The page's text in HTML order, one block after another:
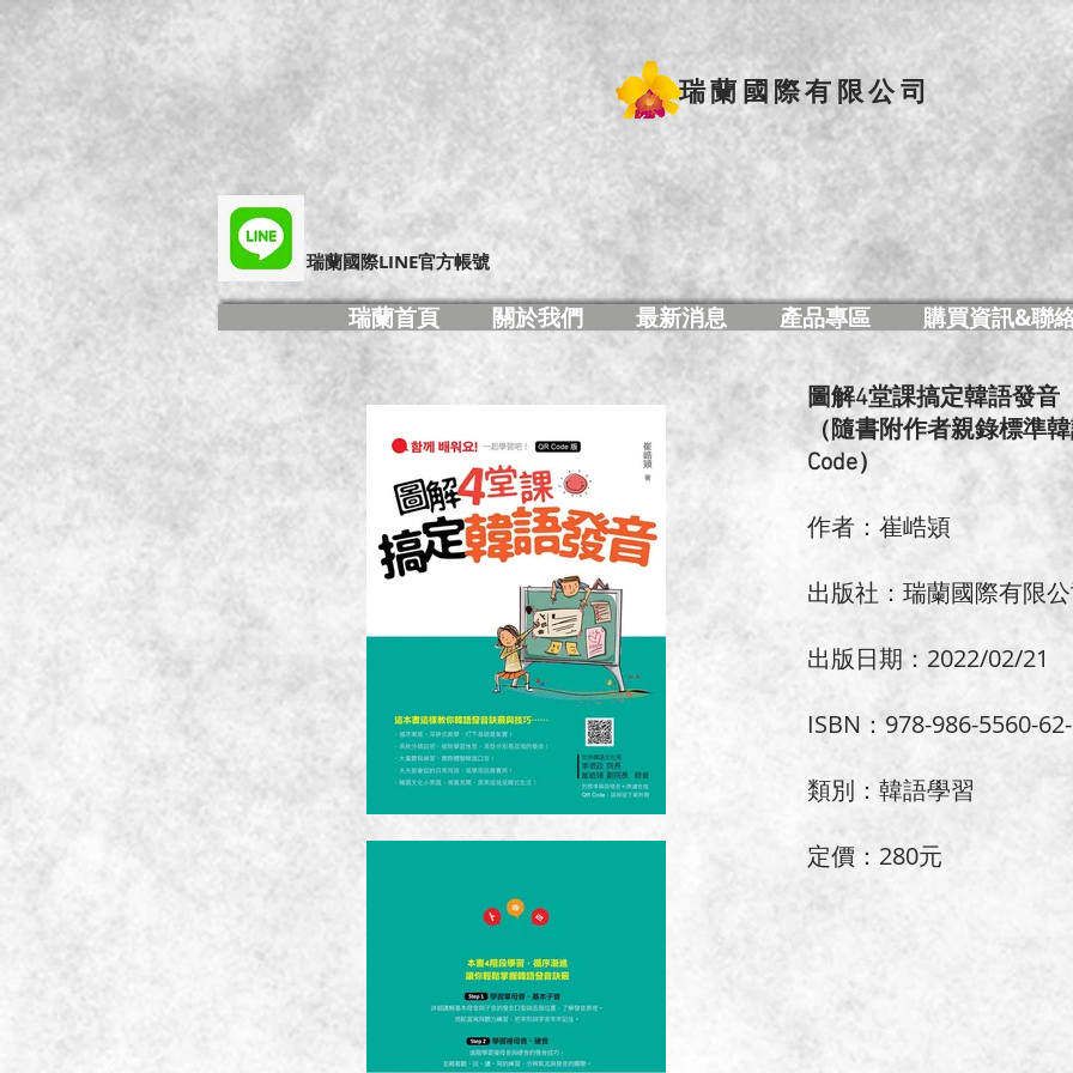
瑞蘭國際有限公司
​瑞蘭國際LINE官方帳號
瑞蘭首頁 關於我們 最新消息 產品專區 購買資訊&聯
圖解4堂課搞定韓語發音
（隨書附作者親錄標準
Code）
作者：崔峼熲
出版社：瑞蘭國際有限
出版日期：2022/02/21
ISBN：978-986-5560-
類別：韓語學習
定價：280元